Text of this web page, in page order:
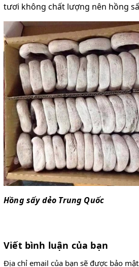
tươi không chất lượng nên hồng
Hồng sấy dẻo Trung Quốc
Viết bình luận của bạn
Địa chỉ email của bạn sẽ được bảo